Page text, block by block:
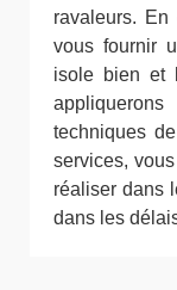
ravaleurs.
vous fournir
isole bien et
techniques
services,
réaliser dans
dans les